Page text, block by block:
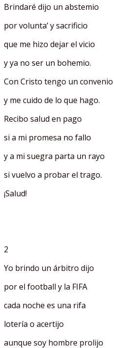
Brindaré dijo un abstemio
por volunta’ y sacrificio
que me hizo dejar el vicio
y ya no ser un bohemio.
Con Cristo tengo un convenio
y me cuido de lo que hago.
Recibo salud en pago
si a mi promesa no fallo
y a mi suegra parta un rayo
si vuelvo a probar el trago.
¡Salud!
2
Yo brindo un árbitro dijo
por el football y la FIFA
cada noche es una rifa
lotería o acertijo
aunque soy hombre prolijo